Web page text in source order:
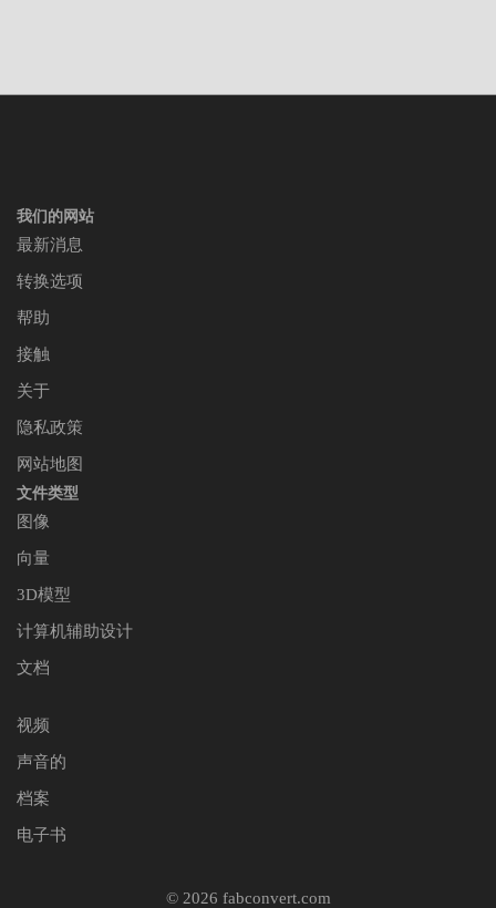
我们的网站
最新消息
转换选项
帮助
接触
关于
隐私政策
网站地图
文件类型
图像
向量
3D模型
计算机辅助设计
文档
视频
声音的
档案
电子书
© 2026 fabconvert.com